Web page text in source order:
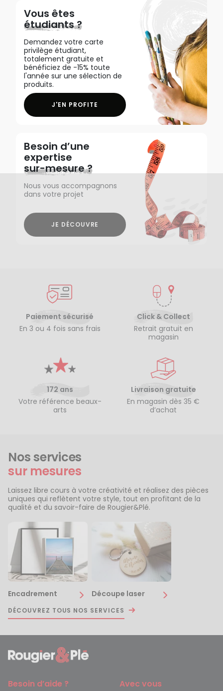
Vous êtes
étudiants ?
Demandez votre carte
privilège étudiant,
totalement gratuite et
bénéficiez de -15% toute
l'année sur une sélection de
produits.
J'EN PROFITE
Besoin d’une
expertise
sur-mesure ?
Nous vous accompagnons
dans votre projet
JE DÉCOUVRE
Paiement sécurisé
En 3 ou 4 fois sans frais
Click & Collect
Retrait gratuit en
magasin
172 ans
Votre référence beaux-
arts
Livraison gratuite
En magasin dès 35 €
d’achat
Nos services
sur mesures
Laissez libre cours à votre créativité et réalisez des pièces
uniques qui reflètent votre style, tout en profitant de la
qualité et du savoir-faire de Rougier&Plé.
Encadrement Découpe laser
DÉCOUVREZ TOUS NOS SERVICES
Besoin d’aide ? Avec vous